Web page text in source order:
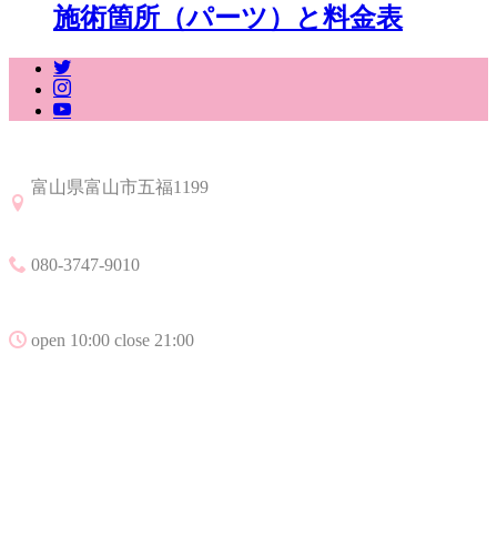
施術箇所（パーツ）と料金表
富山県富山市五福1199
080-3747-9010
open 10:00 close 21:00